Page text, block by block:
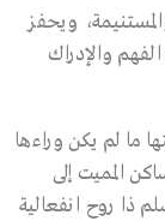
ويحفز
والإدراك
ما لم يكن وراءها
المميت إلى
ذا روح انفعالية